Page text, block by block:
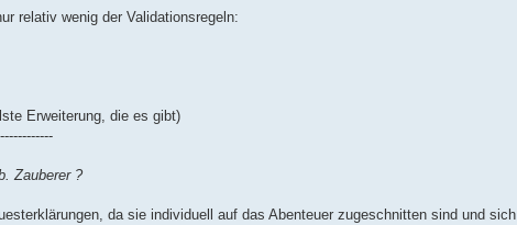
relativ wenig der Validationsregeln:
Erweiterung, die es gibt)
Zauberer ?
da sie individuell auf das Abenteuer zugeschnitten sind und